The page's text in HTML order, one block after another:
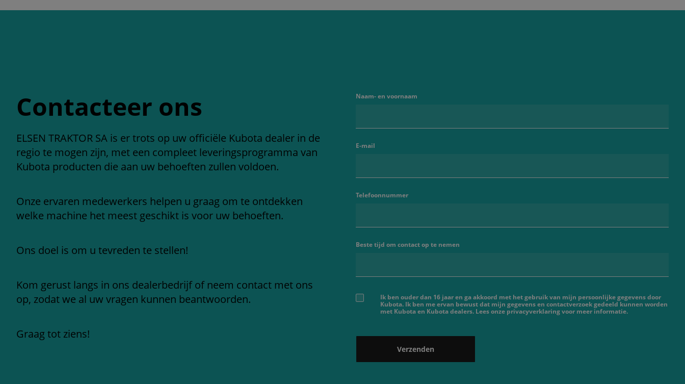
Contacteer ons
ELSEN TRAKTOR SA is er trots op uw officiële Kubota dealer in de
regio te mogen zijn, met een compleet leveringsprogramma van
Kubota producten die aan uw behoeften zullen voldoen.
Onze ervaren medewerkers helpen u graag om te ontdekken
welke machine het meest geschikt is voor uw behoeften.
Ons doel is om u tevreden te stellen!
Kom gerust langs in ons dealerbedrijf of neem contact met ons
op, zodat we al uw vragen kunnen beantwoorden.
Graag tot ziens!
Naam- en voornaam
E-mail
Telefoonnummer
Beste tijd om contact op te nemen
Ik ben ouder dan 16 jaar en ga akkoord met het gebruik van mijn persoonlijke gegevens door
Kubota. Ik ben me ervan bewust dat mijn gegevens en contactverzoek gedeeld kunnen worden
met Kubota en Kubota dealers. Lees onze privacyverklaring voor meer informatie.
Verzenden